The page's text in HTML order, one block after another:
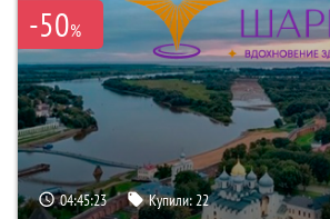
-50%
04:45:22 Купили:22